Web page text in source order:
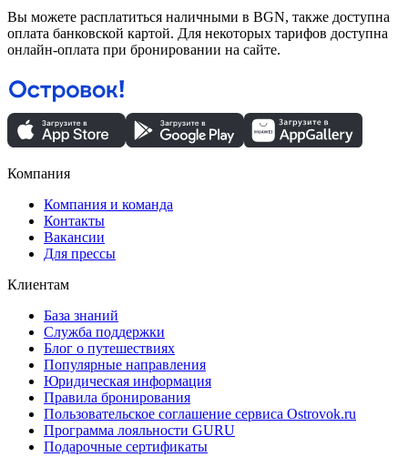
Вы можете расплатиться наличными в BGN, также доступна
оплата банковской картой. Для некоторых тарифов доступна
онлайн-оплата при бронировании на сайте.
Компания
Компания и команда
Контакты
Вакансии
Для прессы
Клиентам
База знаний
Служба поддержки
Блог о путешествиях
Популярные направления
Юридическая информация
Правила бронирования
Пользовательское соглашение сервиса Ostrovok.ru
Программа лояльности GURU
Подарочные сертификаты